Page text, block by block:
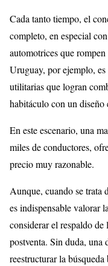
Cada tanto tiempo, el
completo, en especial
automotrices que
Uruguay, por ejemplo,
utilitarias que logran
habitáculo con un diseño
En este escenario, una
miles de conductores,
precio muy razonable.
Aunque, cuando se trata
es indispensable valorar
considerar el respaldo de
postventa. Sin duda, una
reestructurar la